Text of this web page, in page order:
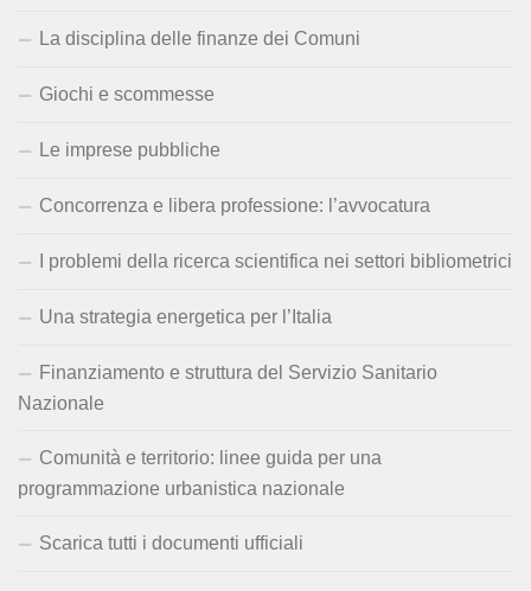
La disciplina delle finanze dei Comuni
Giochi e scommesse
Le imprese pubbliche
Concorrenza e libera professione: l’avvocatura
I problemi della ricerca scientifica nei settori bibliometrici
Una strategia energetica per l’Italia
Finanziamento e struttura del Servizio Sanitario
Nazionale
Comunità e territorio: linee guida per una
programmazione urbanistica nazionale
Scarica tutti i documenti ufficiali